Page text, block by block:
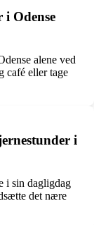
i Odense
alene ved
café eller tage
i
i sin dagligdag
det nære